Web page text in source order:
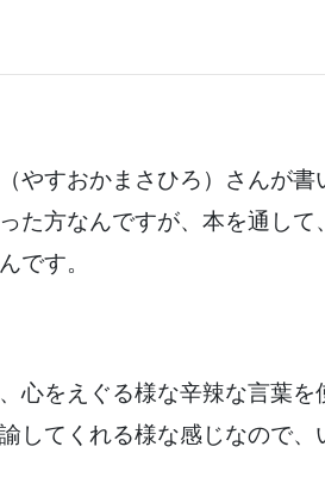
やすおかまさひろ）さんが書
た方なんですが、本を通し
です。
心をえぐる様な辛辣な言葉を
してくれる様な感じなので